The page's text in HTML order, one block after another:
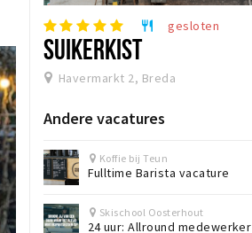
restaurant gesloten
SUIKERKIST
Havermarkt 2, Breda
Andere vacatures
Koffie bij Teun
Fulltime Barista vacature
Skischool Oosterhout
24 uur: Allround medewerker